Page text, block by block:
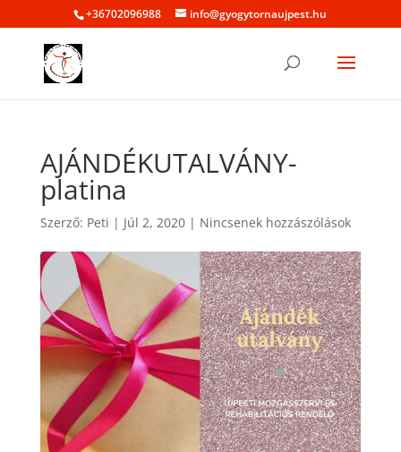
+36702096988 info@gyogytornaujpest.hu
AJÁNDÉKUTALVÁNY-
platina
Szerző: Peti | Júl 2, 2020| Nincsenek hozzászólások